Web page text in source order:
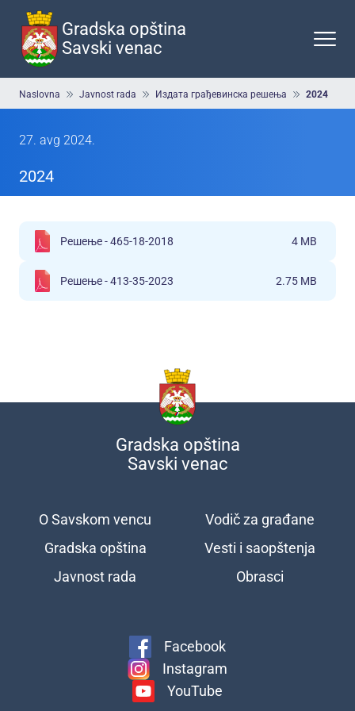
Preskoči
glavni
sadržaja
Gradska opština
Savski venac
Breadcrumb
Naslovna Javnost rada Издата грађевинска решења 2024
27. avg 2024.
2024
Решење - 465-18-2018 4 MB
Решење - 413-35-2023 2.75 MB
Gradska opština
Savski venac
Подножје
O Savskom vencu
Gradska opština
Javnost rada
Vodič za građane
Vesti i saopštenja
Obrasci
Facebook
Instagram
YouTube